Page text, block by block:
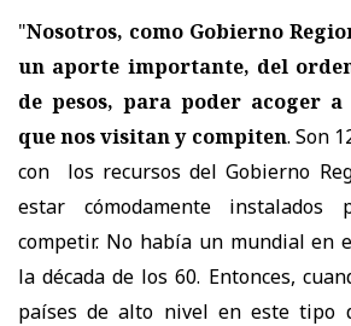
"Nosotros, como Gobierno
un aporte importante, del
de pesos, para poder acoger a
que nos visitan y compiten. Son
con los recursos del Gobierno
estar cómodamente
competir. No había un mundial en
la década de los 60. Entonces,
países de alto nivel en este tipo